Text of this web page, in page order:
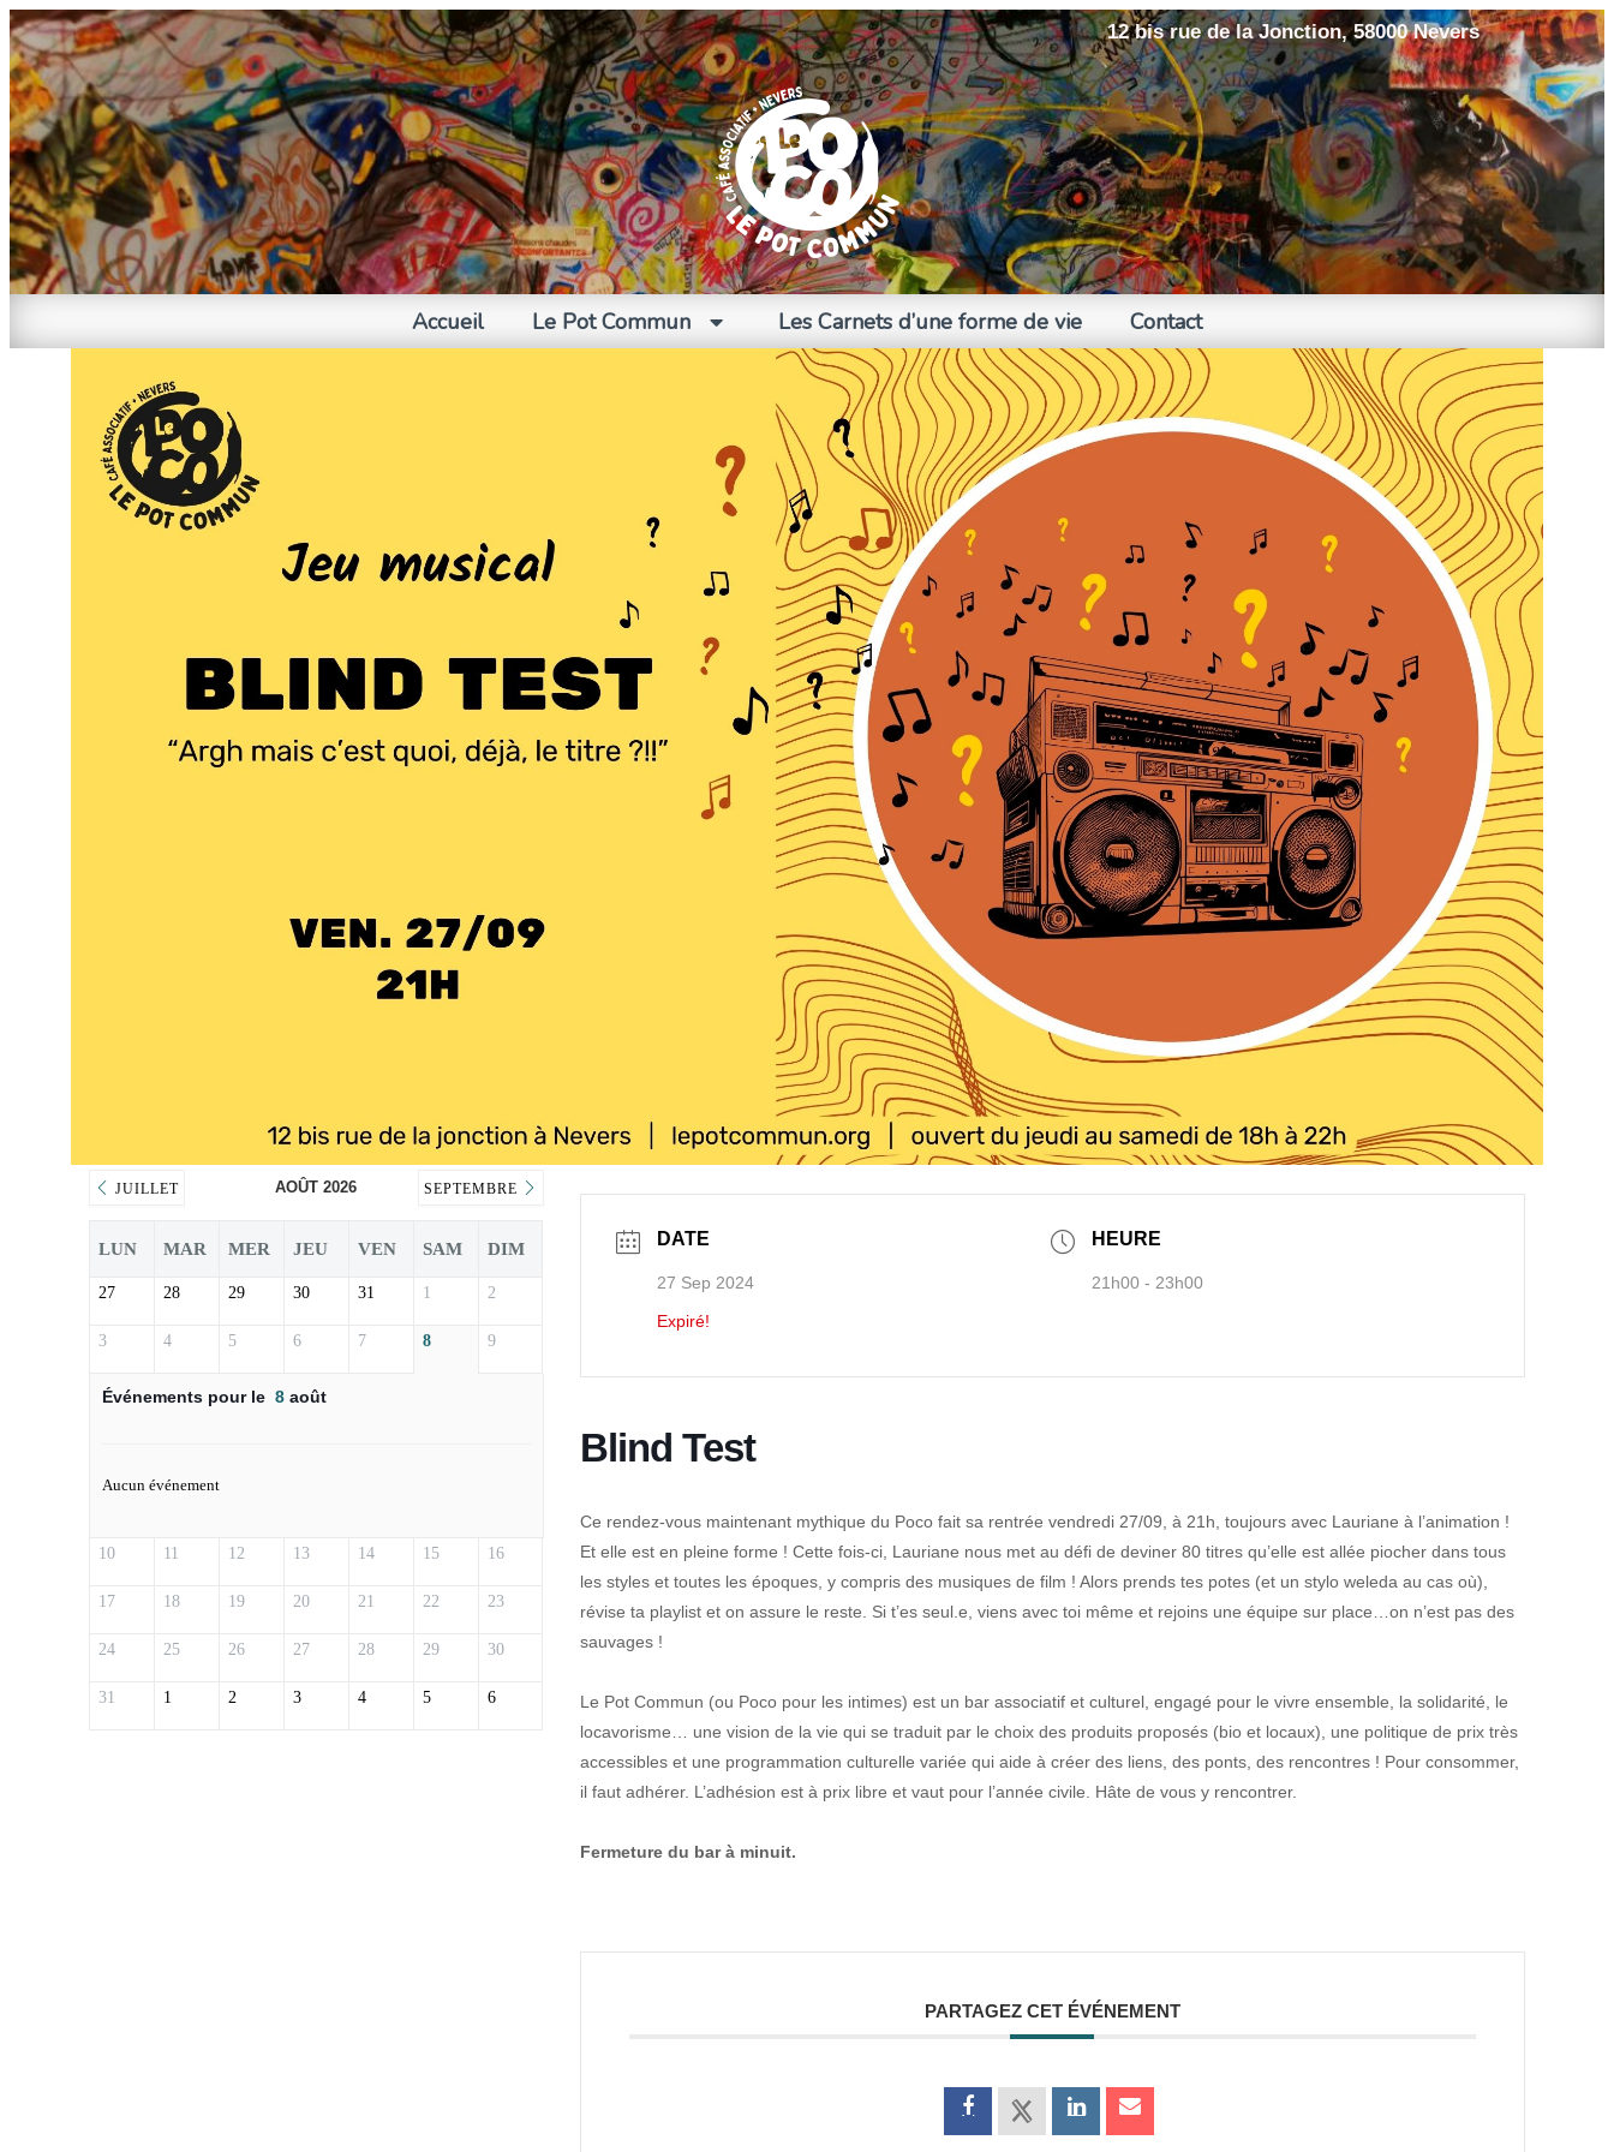
12 bis rue de la Jonction, 58000 Nevers
Accueil Le Pot Commun Les Carnets d’une forme de vie Contact
JUILLET AOÛT 2026 SEPTEMBRE
LUN MAR MER JEU VEN SAM DIM
27 28 29 30 31 1 2
3 4 5 6 7 8 9
Événements pour le 8 août
Aucun événement
10 11 12 13 14 15 16
17 18 19 20 21 22 23
24 25 26 27 28 29 30
31 1 2 3 4 5 6
DATE
27 Sep 2024
Expiré!
HEURE
21h00 - 23h00
Blind Test
Ce rendez-vous maintenant mythique du Poco fait sa rentrée vendredi 27/09, à 21h, toujours avec Lauriane à l’animation !
Et elle est en pleine forme ! Cette fois-ci, Lauriane nous met au défi de deviner 80 titres qu’elle est allée piocher dans tous
les styles et toutes les époques, y compris des musiques de film ! Alors prends tes potes (et un stylo weleda au cas où),
révise ta playlist et on assure le reste. Si t’es seul.e, viens avec toi même et rejoins une équipe sur place…on n’est pas des
sauvages !
Le Pot Commun (ou Poco pour les intimes) est un bar associatif et culturel, engagé pour le vivre ensemble, la solidarité, le
locavorisme… une vision de la vie qui se traduit par le choix des produits proposés (bio et locaux), une politique de prix très
accessibles et une programmation culturelle variée qui aide à créer des liens, des ponts, des rencontres ! Pour consommer,
il faut adhérer. L’adhésion est à prix libre et vaut pour l’année civile. Hâte de vous y rencontrer.
Fermeture du bar à minuit.
PARTAGEZ CET ÉVÉNEMENT